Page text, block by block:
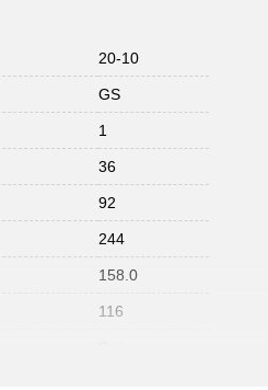
20-10
GS
1
36
92
244
158.0
116